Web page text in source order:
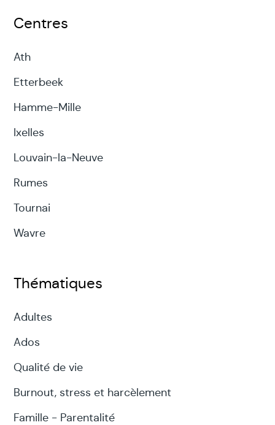
Centres
Ath
Etterbeek
Hamme-Mille
Ixelles
Louvain-la-Neuve
Rumes
Tournai
Wavre
Thématiques
Adultes
Ados
Qualité de vie
Burnout, stress et harcèlement
Famille - Parentalité